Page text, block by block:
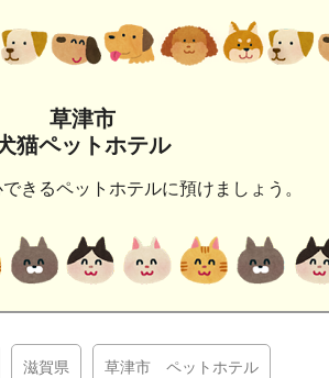
草津市
猫ペットホテル
きるペットホテルに預けましょう。
滋賀県 草津市 ペットホテル